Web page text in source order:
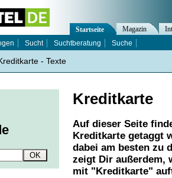
Kreditkarte
Auf dieser Seite
Kreditkarte getaggt
dabei am besten zu
zeigt Dir außerdem,
mit " Kreditkarte"
Startseite Magazin
Sucht Suchtberatung Suche
- Texte